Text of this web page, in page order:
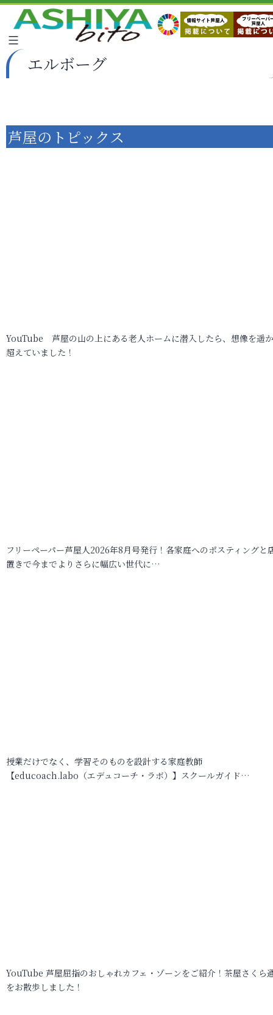
エルボーグ
芦屋のトピックス
YouTube 芦屋の山の上にある老人ホームに潜入したら、想像を遥
超えていました！
フリーペーパー芦屋人2026年8月号発行！各家庭へのポスティングと
置きで今までよりさらに幅広い世代に…
授業だけでなく、学習そのものを設計する家庭教師
【educoach.labo（エデュコーチ・ラボ）】スクールガイド…
YouTube 芦屋屈指のおしゃれカフェ・ゾーンをご紹介！茶屋さくら
をお散歩しました！